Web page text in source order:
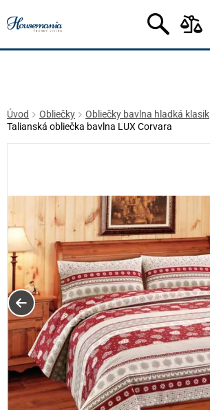
Úvod Obliečky
Obliečky bavlna hladká klasik
Talianská obliečka bavlna LUX Corvara